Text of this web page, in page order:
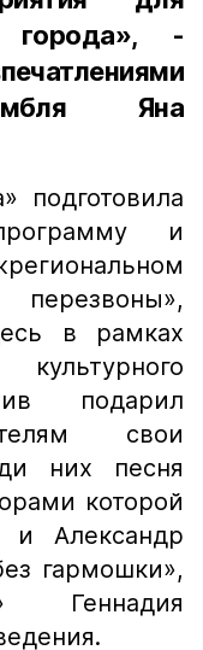
города», -
Яна
подготовила
и
в рамках
подарил
свои
них песня
которой
и Александр
гармошки»,
Геннадия